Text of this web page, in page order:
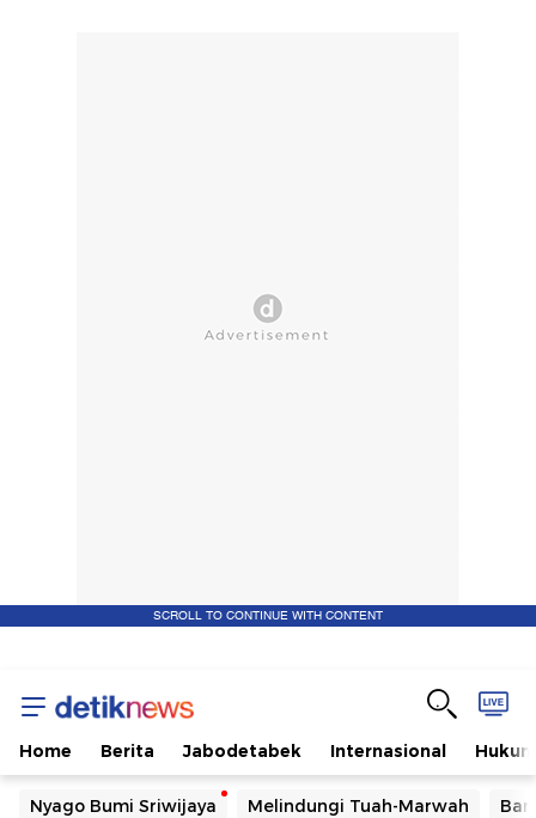
SCROLL TO CONTINUE WITH CONTENT
Home Berita Jabodetabek Internasional Hukum
Nyago Bumi Sriwijaya Melindungi Tuah-Marwah